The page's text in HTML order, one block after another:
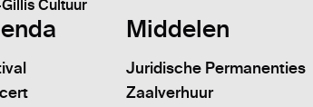
Cultuur
Middelen
Juridische Permanenties
Zaalverhuur